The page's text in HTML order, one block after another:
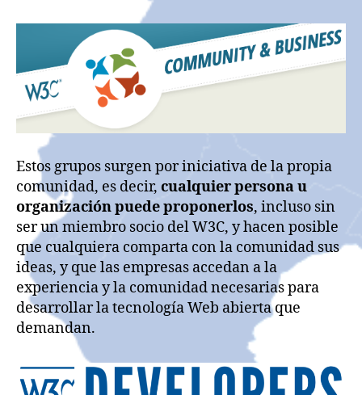
Estos grupos surgen por iniciativa de la propia
comunidad, es decir, cualquier persona u
organización puede proponerlos, incluso sin
ser un miembro socio del W3C, y hacen posible
que cualquiera comparta con la comunidad sus
ideas, y que las empresas accedan a la
experiencia y la comunidad necesarias para
desarrollar la tecnología Web abierta que
demandan.